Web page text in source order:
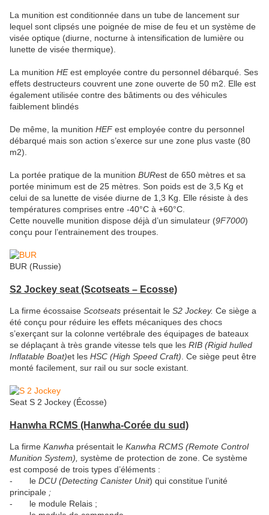
La munition est conditionnée dans un tube de lancement sur
lequel sont clipsés une poignée de mise de feu et un système de
visée optique (diurne, nocturne à intensification de lumière ou
lunette de visée thermique).
La munition HEest employée contre du personnel débarqué. Ses
effets destructeurs couvrent une zone ouverte de 50 m2. Elle est
également utilisée contre des bâtiments ou des véhicules
faiblement blindés
De même, la munition HEF est employée contre du personnel
débarqué mais son action s’exerce sur une zone plus vaste (80
m2).
La portée pratique de la munition BURest de 650 mètres et sa
portée minimum est de 25 mètres. Son poids est de 3,5 Kg et
celui de sa lunette de visée diurne de 1,3 Kg. Elle résiste à des
températures comprises entre -40°C à +60°C.
Cette nouvelle munition dispose déjà d’un simulateur (9F7000)
conçu pour l’entrainement des troupes.
BUR (Russie)
S2 Jockey seat (Scotseats – Ecosse)
La firme écossaise Scotseats présentait le S2 Jockey. Ce siège a
été conçu pour réduire les effets mécaniques des chocs
s’exerçant sur la colonne vertébrale des équipages de bateaux
se déplaçant à très grande vitesse tels que les RIB (Rigid hulled
Inflatable Boat)et les HSC (High Speed Craft) . Ce siège peut être
monté facilement, sur rail ou sur socle existant.
Seat S 2 Jockey (Écosse)
Hanwha RCMS (Hanwha-Corée du sud)
La firme Kanwha présentait le Kanwha RCMS (Remote Control
Munition System), système de protection de zone. Ce système
est composé de trois types d’éléments :
- le DCU (Detecting Canister Unit) qui constitue l’unité
principale ;
- le module Relais ;